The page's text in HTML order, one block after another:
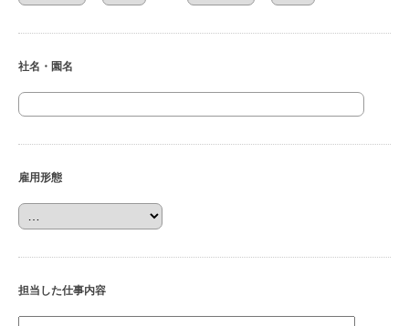
社名・園名
雇用形態
担当した仕事内容